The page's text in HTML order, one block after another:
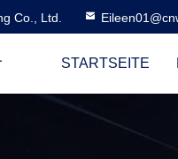
Co., Ltd.
STARTSEITE